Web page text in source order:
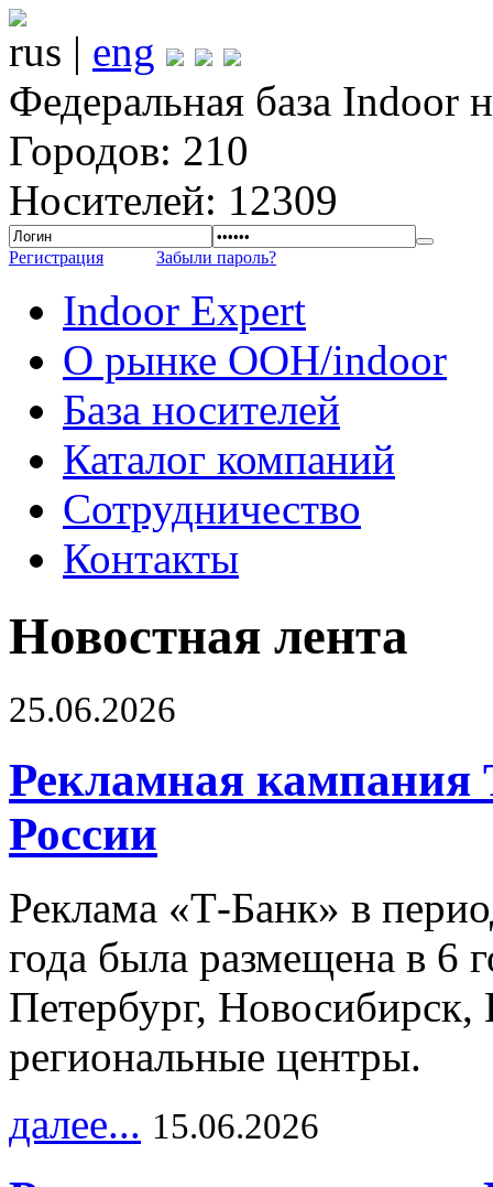
rus | eng
Федеральная база Indoor
Городов: 210
Носителей: 12309
Регистрация Забыли пароль?
Indoor Expert
О рынке OOH/indoor
База носителей
Каталог компаний
Сотрудничество
Контакты
Новостная лента
25.06.2026
Рекламная кампания
России
Реклама «Т-Банк» в
года была размещена в 6
Петербург,
региональные центры.
далее... 15.06.2026